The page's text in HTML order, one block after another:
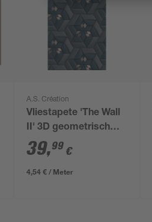
A.S. Création
Vliestapete 'The Wall
II' 3D geometrisch
blau 3-teilig 1,59 x
2,80 m
39,99 €
4,54 € / Meter